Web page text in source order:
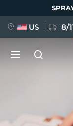
US 8/
BREAKING